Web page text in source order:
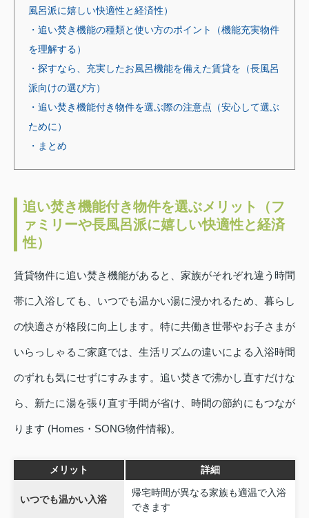
風呂派に嬉しい快適性と経済性）
・追い焚き機能の種類と使い方のポイント（機能充実物件
を理解する）
・探すなら、充実したお風呂機能を備えた賃貸を（長風呂
派向けの選び方）
・追い焚き機能付き物件を選ぶ際の注意点（安心して選ぶ
ために）
・まとめ
追い焚き機能付き物件を選ぶメリット（フ
ァミリーや長風呂派に嬉しい快適性と経済
性）
賃貸物件に追い焚き機能があると、家族がそれぞれ違う時間
帯に入浴しても、いつでも温かい湯に浸かれるため、暮らし
の快適さが格段に向上します。特に共働き世帯やお子さまが
いらっしゃるご家庭では、生活リズムの違いによる入浴時間
のずれも気にせずにすみます。追い焚きで沸かし直すだけな
ら、新たに湯を張り直す手間が省け、時間の節約にもつなが
ります (Homes・SONG物件情報)。
メリット 詳細
いつでも温かい入浴
帰宅時間が異なる家族も適温で入浴
できます